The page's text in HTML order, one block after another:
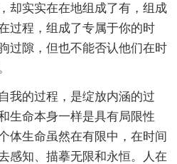
却实实在在地组成了有，组成
过程，组成了专属于你的时
过隙，但也不能否认他们在时
我的过程，是绽放内涵的过
生命本身一样是具有局限性
体生命虽然在有限中，在时间
感知、描摹无限和永恒。人在